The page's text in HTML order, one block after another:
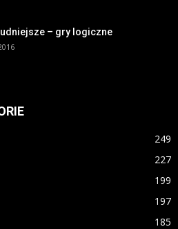
– gry logiczne
249
227
199
197
185